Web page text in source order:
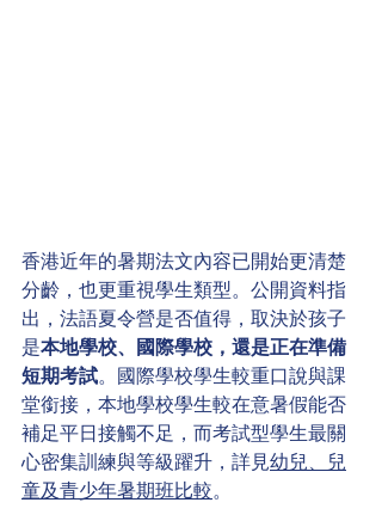
香港近年的暑期法文內容已開始更清楚
分齡，也更重視學生類型。公開資料指
出，法語夏令營是否值得，取決於孩子
是本地學校、國際學校，還是正在準備
短期考試。國際學校學生較重口說與課
堂銜接，本地學校學生較在意暑假能否
補足平日接觸不足，而考試型學生最關
心密集訓練與等級躍升，詳見幼兒、兒
童及青少年暑期班比較。